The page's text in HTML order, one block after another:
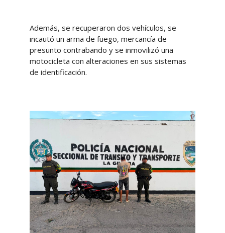
Además, se recuperaron dos vehículos, se
incautó un arma de fuego, mercancía de
presunto contrabando y se inmovilizó una
motocicleta con alteraciones en sus sistemas
de identificación.